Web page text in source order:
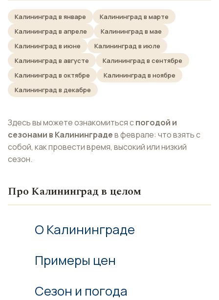
Калининград в январе
Калининград в марте
Калининград в апреле
Калининград в мае
Калининград в июне
Калининград в июле
Калининград в августе
Калининград в сентябре
Калининград в октябре
Калининград в ноябре
Калининград в декабре
Здесь вы можете ознакомиться спогодой и
сезонами в Калининградев феврале: что взять с
собой, как провести время, высокий или низкий
сезон.
Про Калининград в целом
О Калининграде
Примеры цен
Сезон и погода